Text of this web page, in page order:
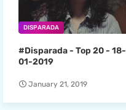
DISPARADA
#Disparada - Top 20 - 18-
01-2019
January 21, 2019